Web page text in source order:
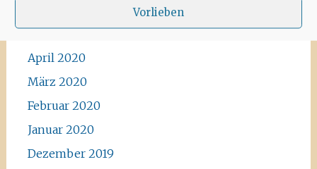
Vorlieben
Mai 2020
April 2020
März 2020
Februar 2020
Januar 2020
Dezember 2019